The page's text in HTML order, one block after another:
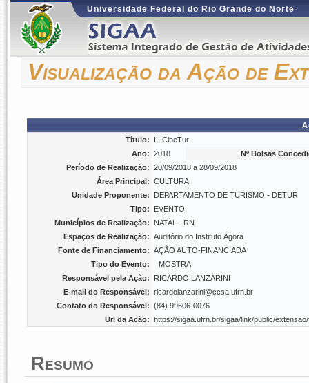
Universidade Federal do Rio Grande do Norte
Visualização da Ação de
Título:
III CineTur
Ano: 2018
Nº Bolsas
Período de Realização: 20/09/2018 a 28/09/2018
Área Principal: CULTURA
Unidade Proponente:
DEPARTAMENTO DE TURISMO - DETUR
Tipo:
EVENTO
Municípios de Realização:
NATAL - RN
Espaços de Realização: Auditório do Instituto Ágora
Fonte de Financiamento: AÇÃO AUTO-FINANCIADA
Tipo do Evento:
MOSTRA
Responsável pela Ação:
RICARDO LANZARINI
E-mail do Responsável: ricardolanzarini@ccsa.ufrn.br
Contato do Responsável: (84) 99606-0076
Url da Acão: https://sigaa.ufrn.br/sigaa/link/public/
Resumo